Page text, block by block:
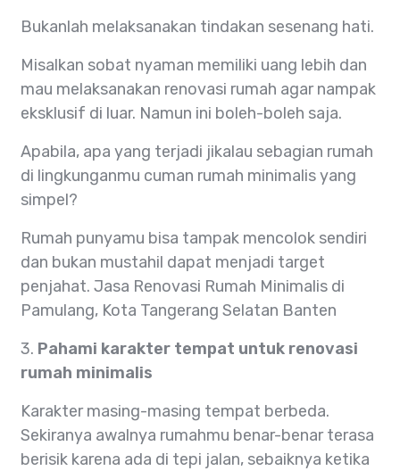
Bukanlah melaksanakan tindakan sesenang hati.
Misalkan sobat nyaman memiliki uang lebih dan
mau melaksanakan renovasi rumah agar nampak
eksklusif di luar. Namun ini boleh-boleh saja.
Apabila, apa yang terjadi jikalau sebagian rumah
di lingkunganmu cuman rumah minimalis yang
simpel?
Rumah punyamu bisa tampak mencolok sendiri
dan bukan mustahil dapat menjadi target
penjahat. Jasa Renovasi Rumah Minimalis di
Pamulang, Kota Tangerang Selatan Banten
3. Pahami karakter tempat untuk renovasi
rumah minimalis
Karakter masing-masing tempat berbeda.
Sekiranya awalnya rumahmu benar-benar terasa
berisik karena ada di tepi jalan, sebaiknya ketika